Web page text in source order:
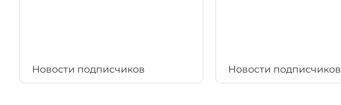
Новости подписчиков Новости подписчиков